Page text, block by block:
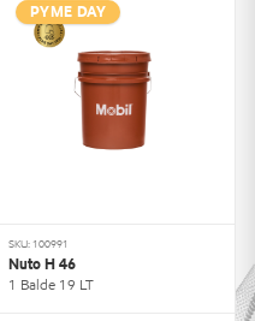
PYME DAY
SKU: 100991
Nuto H 46
1 Balde 19 LT